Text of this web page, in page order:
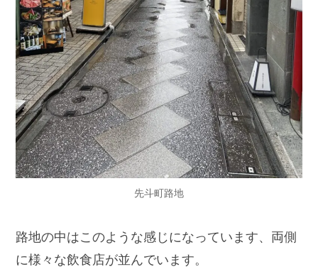
先斗町路地
路地の中はこのような感じになっています、両側
に様々な飲食店が並んでいます。